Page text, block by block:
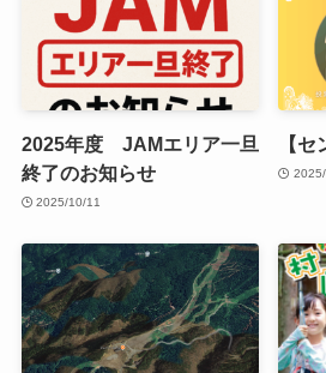
2025年度 JAMエリア一旦
終了のお知らせ
2025/10/11
【